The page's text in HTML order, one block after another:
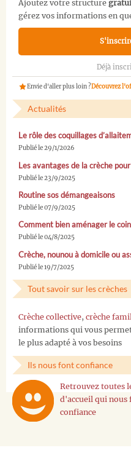
Ajoutez votre structure
gérez vos informations en
Déjà
Envie d'aller plus loin ?Découvrez
Actualités
Le rôle des coquillages
Publié le 29/1/2026
Les avantages de la crèche
Publié le 23/9/2025
Routine sos démangeaisons
Publié le 07/9/2025
Comment bien aménager le
Publié le 04/8/2025
Crèche, nounou à domicile ou
Publié le 19/7/2025
Tout savoir sur les crèches
Crèche collective, crèche
informations qui vous
le plus adapté à vos besoins
Ils nous font confiance
Retrouvez toutes
d'accueil qui nous
confiance